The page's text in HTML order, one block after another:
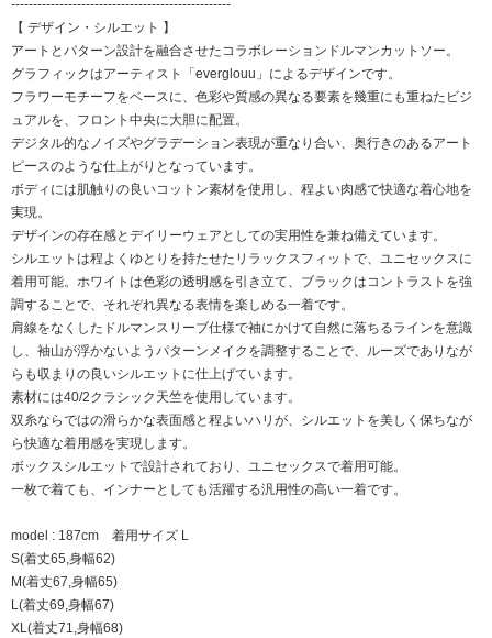
--------------------------------------------------
【 デザイン・シルエット 】
アートとパターン設計を融合させたコラボレーションドルマンカットソー。
グラフィックはアーティスト「everglouu」によるデザインです。
フラワーモチーフをベースに、色彩や質感の異なる要素を幾重にも重ねたビジ
ュアルを、フロント中央に大胆に配置。
デジタル的なノイズやグラデーション表現が重なり合い、奥行きのあるアート
ピースのような仕上がりとなっています。
ボディには肌触りの良いコットン素材を使用し、程よい肉感で快適な着心地を
実現。
デザインの存在感とデイリーウェアとしての実用性を兼ね備えています。
シルエットは程よくゆとりを持たせたリラックスフィットで、ユニセックスに
着用可能。ホワイトは色彩の透明感を引き立て、ブラックはコントラストを強
調することで、それぞれ異なる表情を楽しめる一着です。
肩線をなくしたドルマンスリーブ仕様で袖にかけて自然に落ちるラインを意識
し、袖山が浮かないようパターンメイクを調整することで、ルーズでありなが
らも収まりの良いシルエットに仕上げています。
素材には40/2クラシック天竺を使用しています。
双糸ならではの滑らかな表面感と程よいハリが、シルエットを美しく保ちなが
ら快適な着用感を実現します。
ボックスシルエットで設計されており、ユニセックスで着用可能。
一枚で着ても、インナーとしても活躍する汎用性の高い一着です。
model : 187cm 着用サイズ L
S(着丈65,身幅62)
M(着丈67,身幅65)
L(着丈69,身幅67)
XL(着丈71,身幅68)